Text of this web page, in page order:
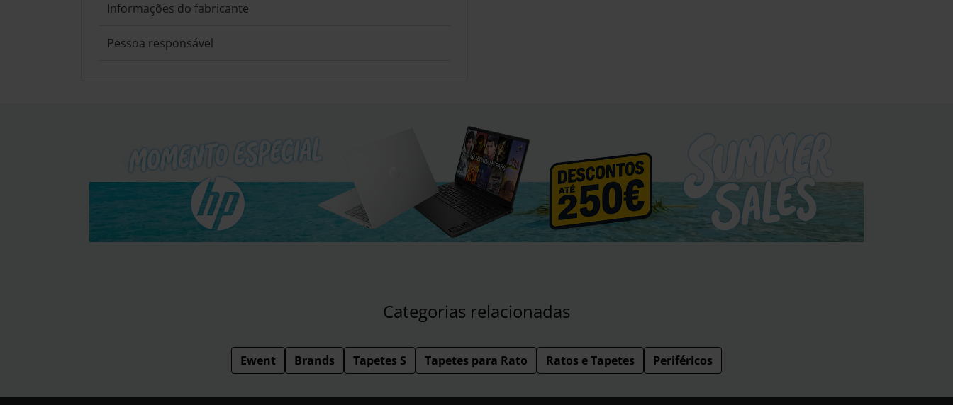
Informações do fabricante
Pessoa responsável
Categorias relacionadas
Ewent Brands Tapetes S Tapetes para Rato Ratos e Tapetes Periféricos